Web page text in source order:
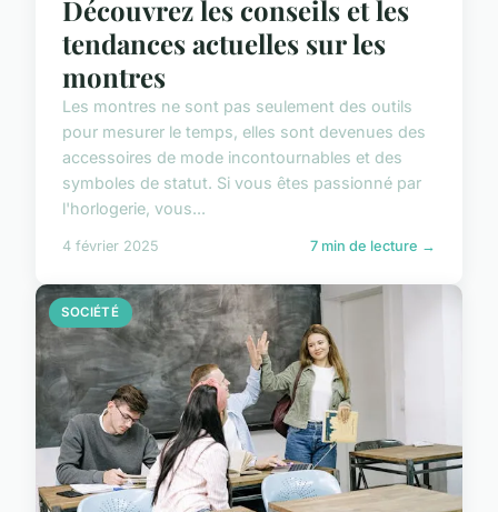
Découvrez les conseils et les
tendances actuelles sur les
montres
Les montres ne sont pas seulement des outils
pour mesurer le temps, elles sont devenues des
accessoires de mode incontournables et des
symboles de statut. Si vous êtes passionné par
l'horlogerie, vous...
4 février 2025 7 min de lecture →
SOCIÉTÉ